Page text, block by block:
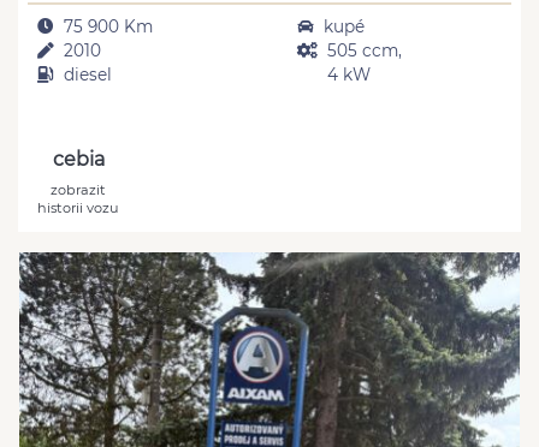
75 900 Km
2010
diesel
kupé
505 ccm,
4 kW
cebia
zobrazit
historii vozu